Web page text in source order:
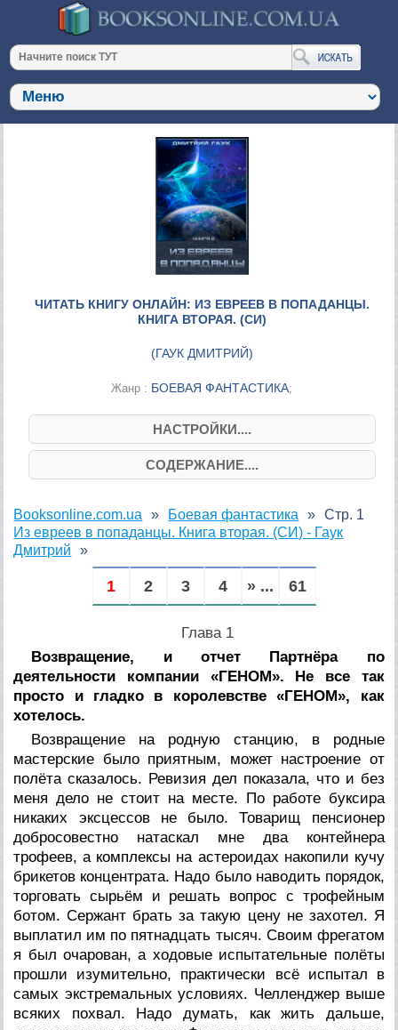
ЧИТАТЬ КНИГУ ОНЛАЙН: ИЗ ЕВРЕЕВ В ПОПАДАНЦЫ.
КНИГА ВТОРАЯ. (СИ)
(ГАУК ДМИТРИЙ)
Жанр : БОЕВАЯ ФАНТАСТИКА;
НАСТРОЙКИ....
СОДЕРЖАНИЕ....
Booksonline.com.ua
Боевая фантастика
Из евреев в попаданцы. Книга вторая. (СИ) - Гаук
Дмитрий
Стр. 1
1 2 3 4 » ... 61
Глава 1
Возвращение, и отчет Партнёра по
деятельности компании «ГЕНОМ». Не все так
просто и гладко в королевстве «ГЕНОМ», как
хотелось.
Возвращение на родную станцию, в родные
мастерские было приятным, может настроение от
полёта сказалось. Ревизия дел показала, что и без
меня дело не стоит на месте. По работе буксира
никаких эксцессов не было. Товарищ пенсионер
добросовестно натаскал мне два контейнера
трофеев, а комплексы на астероидах накопили кучу
брикетов концентрата. Надо было наводить порядок,
торговать сырьём и решать вопрос с трофейным
ботом. Сержант брать за такую цену не захотел. Я
выплатил им по пятнадцать тысяч. Своим фрегатом
я был очарован, а ходовые испытательные полёты
прошли изумительно, практически всё испытал в
самых экстремальных условиях. Челленджер выше
всяких похвал. Надо думать, как жить дальше,